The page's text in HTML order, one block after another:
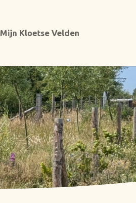
Mijn Kloetse Velden